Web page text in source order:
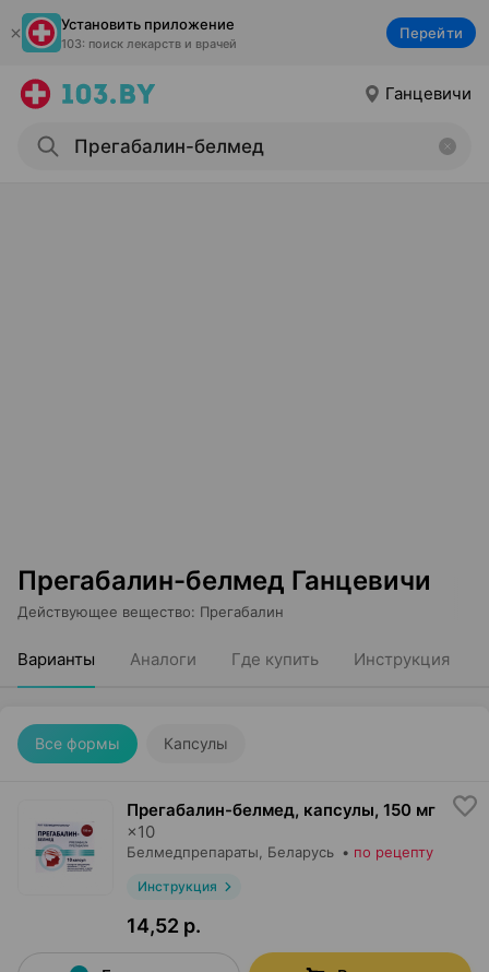
Установить приложение
103: поиск лекарств и врачей
Перейти
Ганцевичи
Прегабалин-белмед Ганцевичи
Действующее вещество: Прегабалин
Варианты Аналоги Где купить Инструкция
Все формы Капсулы
Прегабалин-белмед, капсулы, 150 мг
×10
Белмедпрепараты , Беларусь • по рецепту
Инструкция
14,52 р.